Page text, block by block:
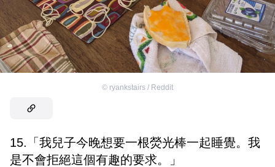
© ryankstairs / Reddit
15.「我兒子今晚想要一根熒光棒一起睡覺。我
是不會拒絕這個有趣的要求。」